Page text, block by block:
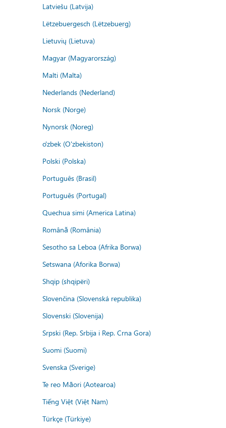
Latviešu (Latvija)
Lëtzebuergesch (Lëtzebuerg)
Lietuvių (Lietuva)
Magyar (Magyarország)
Malti (Malta)
Nederlands (Nederland)
Norsk (Norge)
Nynorsk (Noreg)
o'zbek (O'zbekiston)
Polski (Polska)
Português (Brasil)
Português (Portugal)
Quechua simi (America Latina)
Română (România)
Sesotho sa Leboa (Afrika Borwa)
Setswana (Aforika Borwa)
Shqip (shqipëri)
Slovenčina (Slovenská republika)
Slovenski (Slovenija)
Srpski (Rep. Srbija i Rep. Crna Gora)
Suomi (Suomi)
Svenska (Sverige)
Te reo Māori (Aotearoa)
Tiếng Việt (Việt Nam)
Türkçe (Türkiye)